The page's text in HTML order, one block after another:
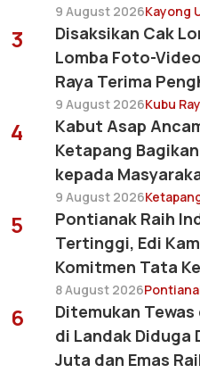
9 August 2026Kayong
3
Disaksikan Cak
Lomba Foto-
Raya Terima
9 August 2026Kubu
4
Kabut Asap
Ketapang
kepada
9 August 2026
5
Pontianak Raih
Tertinggi, Edi
Komitmen Tata
8 August 2026
6
Ditemukan Tewas
di Landak Diduga
Juta dan Emas